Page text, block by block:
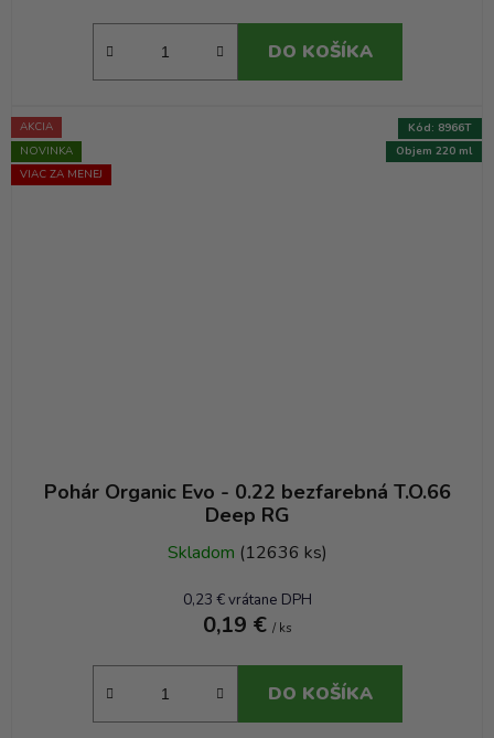
DO KOŠÍKA
AKCIA
NOVINKA
VIAC ZA MENEJ
Pohár Organic Evo - 0.22 bezfarebná T.O.66
Deep RG
Skladom (12636 ks)
0,23 € vrátane DPH
0,19 € / ks
DO KOŠÍKA
Objem 220 ml
Kód: 8966T